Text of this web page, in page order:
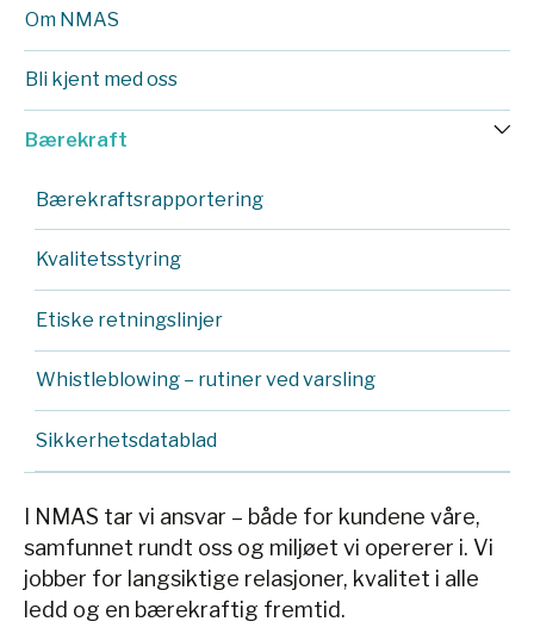
Om NMAS
Bli kjent med oss
Bærekraft
Bærekraftsrapportering
Kvalitetsstyring
Etiske retningslinjer
Whistleblowing – rutiner ved varsling
Sikkerhetsdatablad
I NMAS tar vi ansvar – både for kundene våre,
samfunnet rundt oss og miljøet vi opererer i. Vi
jobber for langsiktige relasjoner, kvalitet i alle
ledd og en bærekraftig fremtid.